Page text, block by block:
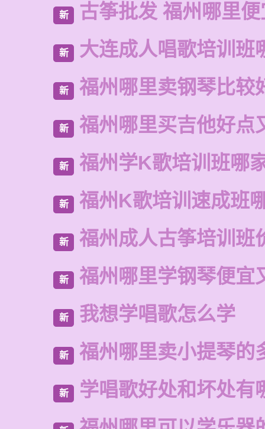
新 古筝批发 福州哪里
新 大连成人唱歌培训班
新 福州哪里卖钢琴比较
新 福州哪里买吉他好点
新 福州学K歌培训班哪
新 福州K歌培训速成班
新 福州成人古筝培训班
新 福州哪里学钢琴便宜
新 我想学唱歌怎么学
新 福州哪里卖小提琴的
新 学唱歌好处和坏处有